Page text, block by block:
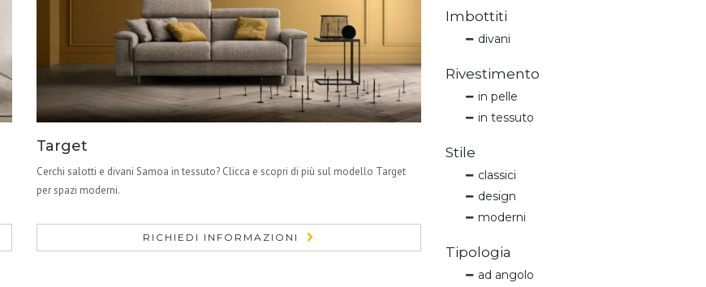
Target
Cerchi salotti e divani Samoa in tessuto? Clicca e scopri di più sul modello Target
per spazi moderni.
RICHIEDI INFORMAZIONI
Imbottiti
divani
Rivestimento
in pelle
in tessuto
Stile
classici
design
moderni
Tipologia
ad angolo